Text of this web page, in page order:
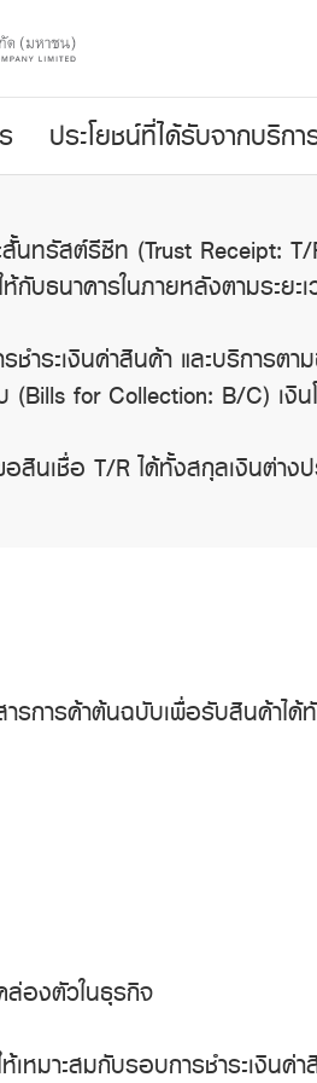
ประโยชน์ที่ได้รับจากบริกา
นทรัสต์รีซีท (Trust Receipt:
กับธนาคารในภายหลังตามระยะ
ำระเงินค่าสินค้า และบริการ
(Bills for Collection: B/C) เงิ
อสินเชื่อ T/R ได้ทั้งสกุลเงินต่า
รการค้าต้นฉบับเพื่อรับสินค้า
องตัวในธุรกิจ
เหมาะสมกับรอบการชำระเงิน